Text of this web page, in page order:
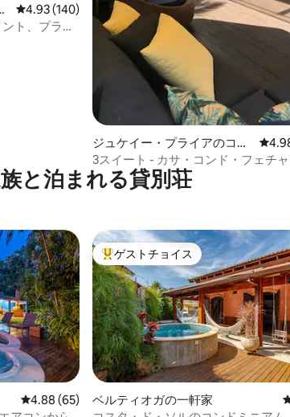
レビュー140件、5つ星中4.93つ星の平均評価
4.93 (140)
ト、プライ
ジュケイー・プライアのコン
ドミニアム
レビ
3スイート - カサ・コンド・フェチャ
ジュケイ
と泊まれる貸別荘
価
レビュー65件、5つ星中4.88つ星の平均評価
4.88 (65)
大好評のゲストチョイスです。
ゲストチョイス
ベルティオガの一軒家